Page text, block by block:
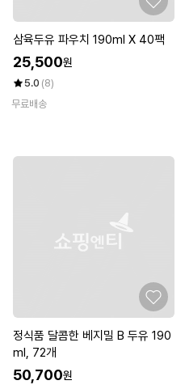
삼육두유 파우치 190ml X 40팩
25,500원
5.0 (8)
무료배송
정식품 달콤한 베지밀 B 두유 190
ml, 72개
50,700원